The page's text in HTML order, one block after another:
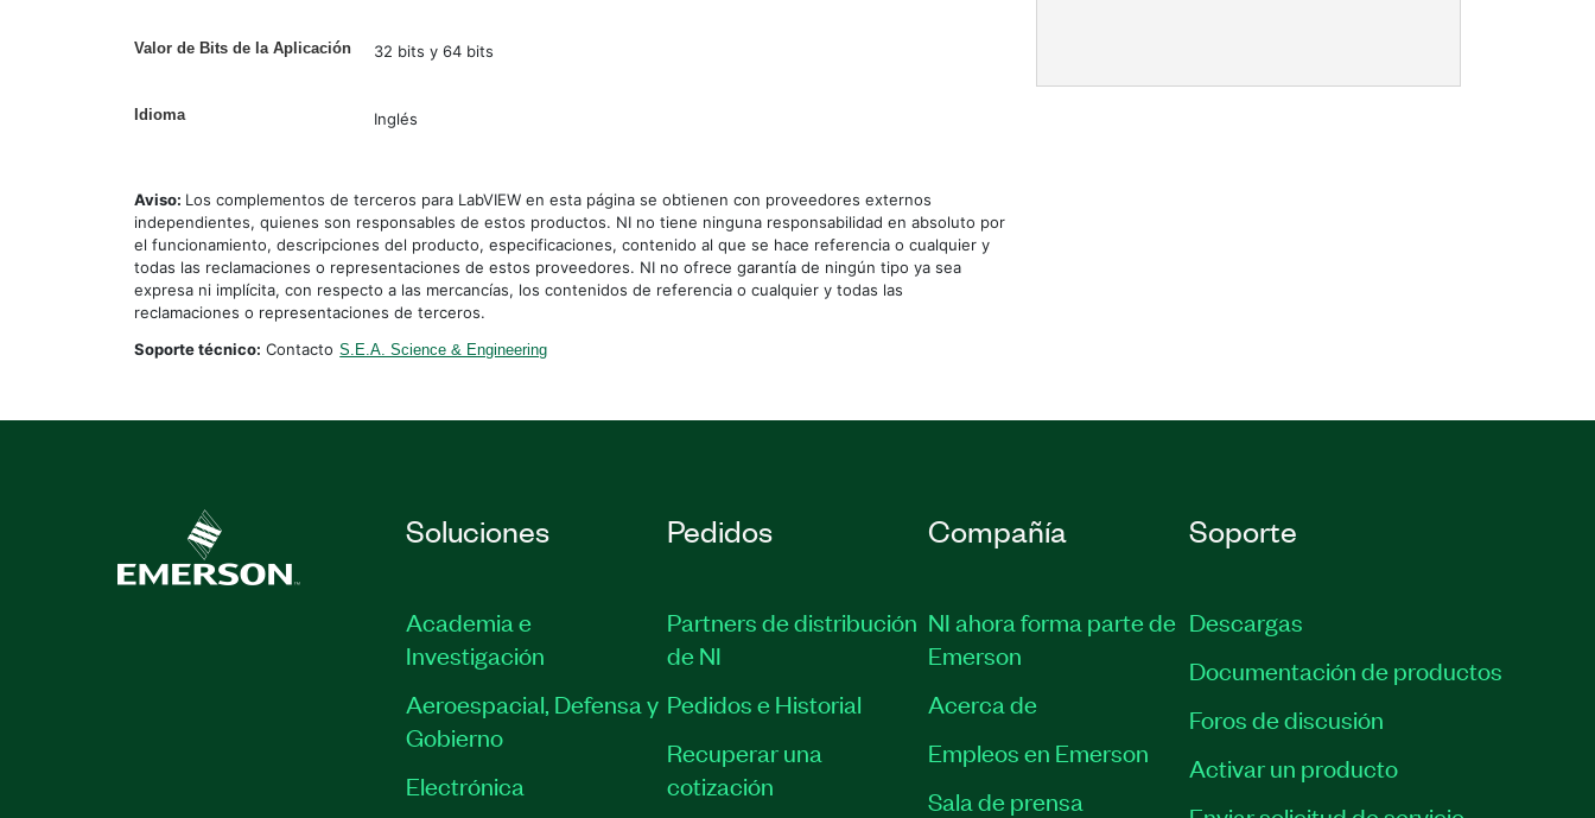
Valor de Bits de la Aplicación 32 bits y 64 bits
Idioma Inglés
Aviso: Los complementos de terceros para LabVIEW en esta página se obtienen con proveedores externos
independientes, quienes son responsables de estos productos. NI no tiene ninguna responsabilidad en absoluto por
el funcionamiento, descripciones del producto, especificaciones, contenido al que se hace referencia o cualquier y
todas las reclamaciones o representaciones de estos proveedores. NI no ofrece garantía de ningún tipo ya sea
expresa ni implícita, con respecto a las mercancías, los contenidos de referencia o cualquier y todas las
reclamaciones o representaciones de terceros.
Soporte técnico: Contacto S.E.A. Science & Engineering
Soluciones
Academia e
Investigación
Aeroespacial, Defensa y
Gobierno
Electrónica
Pedidos
Partners de distribución
de NI
Pedidos e Historial
Recuperar una
cotización
Compañía
NI ahora forma parte de
Emerson
Acerca de
Empleos en Emerson
Sala de prensa
Soporte
Descargas
Documentación de productos
Foros de discusión
Activar un producto